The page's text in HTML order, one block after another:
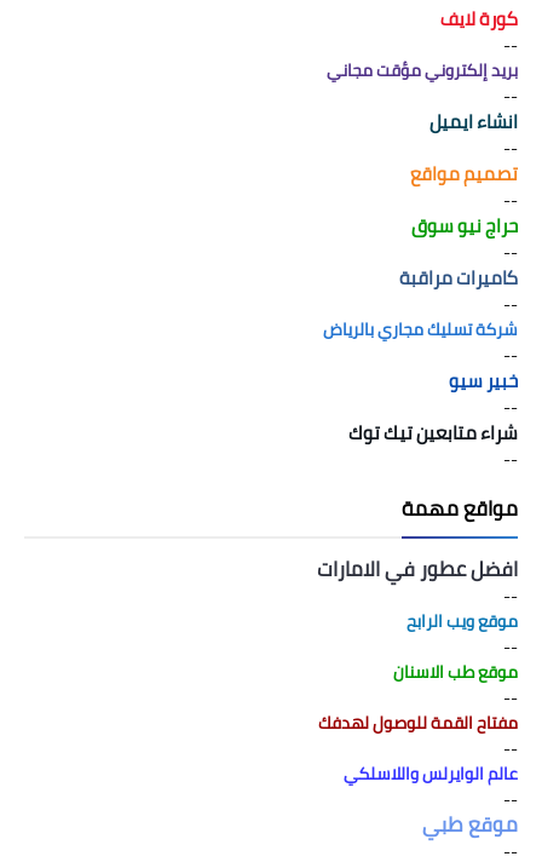
كورة لايف
--
بريد إلكتروني مؤقت مجاني
--
انشاء ايميل
--
تصميم مواقع
--
حراج نيو سوق
--
كاميرات مراقبة
--
شركة تسليك مجاري بالرياض
--
خبير سيو
--
شراء متابعين تيك توك
--
مواقع مهمة
افضل عطور في الامارات
--
موقع ويب الرابح
--
موقع طب الاسنان
--
مفتاح القمة للوصول لهدفك
--
عالم الوايرلس واللاسلكي
--
موقع طبي
--